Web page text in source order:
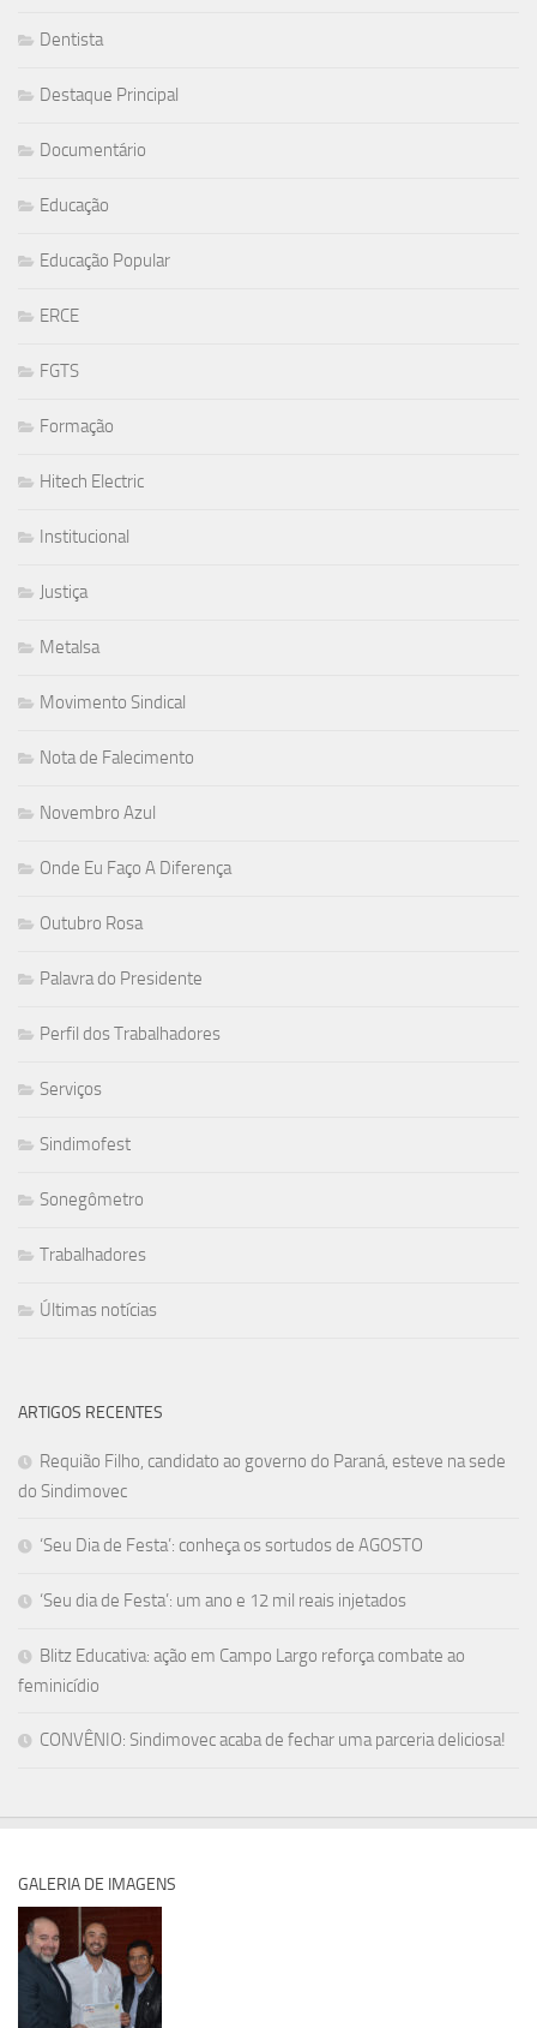
Dentista
Destaque Principal
Documentário
Educação
Educação Popular
ERCE
FGTS
Formação
Hitech Electric
Institucional
Justiça
Metalsa
Movimento Sindical
Nota de Falecimento
Novembro Azul
Onde Eu Faço A Diferença
Outubro Rosa
Palavra do Presidente
Perfil dos Trabalhadores
Serviços
Sindimofest
Sonegômetro
Trabalhadores
Últimas notícias
ARTIGOS RECENTES
Requião Filho, candidato ao governo do Paraná, esteve na sede
do Sindimovec
‘Seu Dia de Festa’: conheça os sortudos de AGOSTO
‘Seu dia de Festa’: um ano e 12 mil reais injetados
Blitz Educativa: ação em Campo Largo reforça combate ao
feminicídio
CONVÊNIO: Sindimovec acaba de fechar uma parceria deliciosa!
GALERIA DE IMAGENS